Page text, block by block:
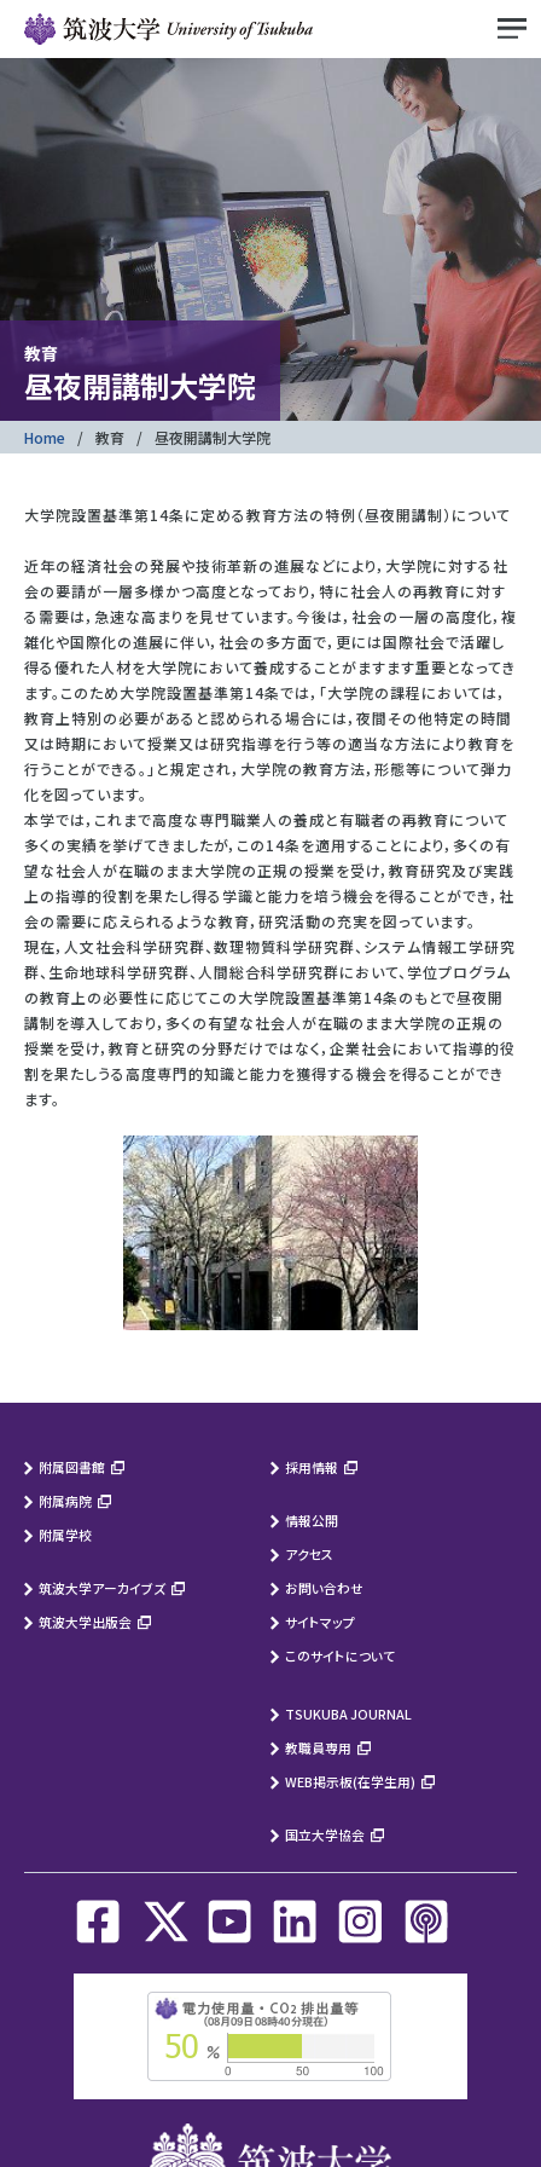
教育
昼夜開講制大学院
Home 教育 昼夜開講制大学院
大学院設置基準第14条に定める教育方法の特例（昼夜開講制）について
近年の経済社会の発展や技術革新の進展などにより，大学院に対する社
会の要請が一層多様かつ高度となっており，特に社会人の再教育に対す
る需要は，急速な高まりを見せています。今後は，社会の一層の高度化，複
雑化や国際化の進展に伴い，社会の多方面で，更には国際社会で活躍し
得る優れた人材を大学院において養成することがますます重要となってき
ます。このため大学院設置基準第14条では，「大学院の課程においては，
教育上特別の必要があると認められる場合には，夜間その他特定の時間
又は時期において授業又は研究指導を行う等の適当な方法により教育を
行うことができる。」と規定され，大学院の教育方法，形態等について弾力
化を図っています。
本学では，これまで高度な専門職業人の養成と有職者の再教育について
多くの実績を挙げてきましたが，この14条を適用することにより，多くの有
望な社会人が在職のまま大学院の正規の授業を受け，教育研究及び実践
上の指導的役割を果たし得る学識と能力を培う機会を得ることができ，社
会の需要に応えられるような教育，研究活動の充実を図っています。
現在，人文社会科学研究群、数理物質科学研究群、システム情報工学研究
群、生命地球科学研究群、人間総合科学研究群において、学位プログラム
の教育上の必要性に応じてこの大学院設置基準第14条のもとで昼夜開
講制を導入しており，多くの有望な社会人が在職のまま大学院の正規の
授業を受け，教育と研究の分野だけではなく，企業社会において指導的役
割を果たしうる高度専門的知識と能力を獲得する機会を得ることができ
ます。
附属図書館
附属病院
附属学校
筑波大学アーカイブズ
筑波大学出版会
採用情報
情報公開
アクセス
お問い合わせ
サイトマップ
このサイトについて
TSUKUBA JOURNAL
教職員専用
WEB掲示板(在学生用)
国立大学協会